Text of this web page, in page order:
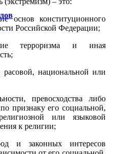
основ конституционного
Российской Федерации;
терроризма и иная
расовой, национальной или
превосходства либо
признаку его социальной,
или языковой
к религии;
и законных интересов